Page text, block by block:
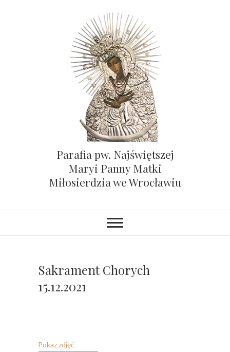
Parafia pw. Najświętszej
Maryi Panny Matki
Miłosierdzia we Wrocławiu
Sakrament Chorych
15.12.2021
Pokaz zdjęć